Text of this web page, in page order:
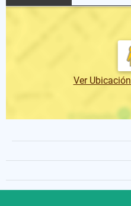
Ver Ubicación